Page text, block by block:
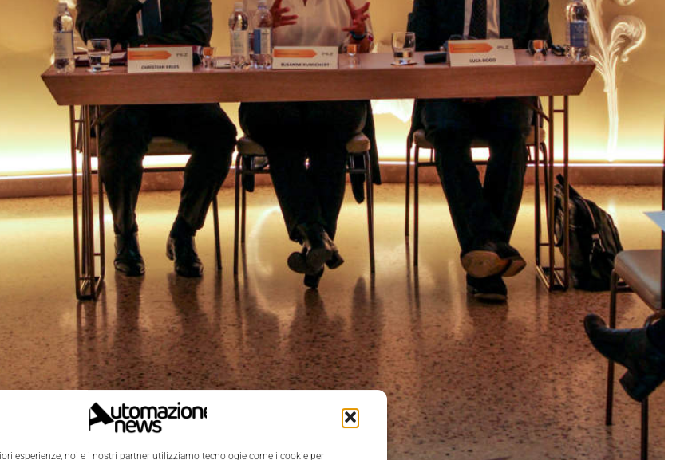
esperienze, noi e i nostri partner utilizziamo tecnologie come i cookie per